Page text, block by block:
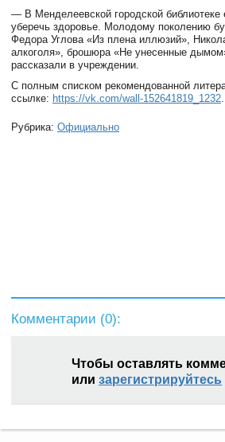
— В Менделеевской городской
уберечь здоровье. Молодому поколению
Федора Углова «Из плена иллюзий»,
алкоголя», брошюра «Не унесенные
рассказали в учреждении.
С полным списком рекомендованной
ссылке: https://vk.com/wall-152641819_1232
Рубрика: Официально
Комментарии (0):
Чтобы оставлять
или зарегистрируйтесь